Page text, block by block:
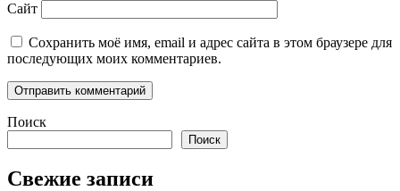
Сайт
Сохранить моё имя, email и адрес сайта в этом браузере для
последующих моих комментариев.
Поиск
Поиск
Свежие записи